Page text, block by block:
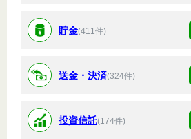
貯金(411件)
送金・決済(324件)
投資信託(174件)